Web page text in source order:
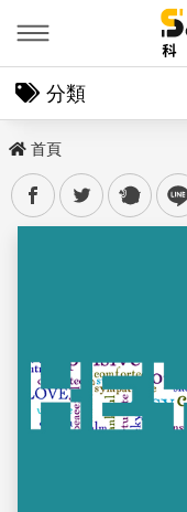
分類
首頁
facebooktwitter plurk line